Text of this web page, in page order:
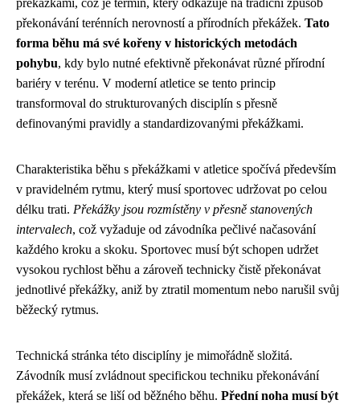
překážkami, což je termín, který odkazuje na tradiční způsob
překonávání terénních nerovností a přírodních překážek. Tato
forma běhu má své kořeny v historických metodách
pohybu, kdy bylo nutné efektivně překonávat různé přírodní
bariéry v terénu. V moderní atletice se tento princip
transformoval do strukturovaných disciplín s přesně
definovanými pravidly a standardizovanými překážkami.
Charakteristika běhu s překážkami v atletice spočívá především
v pravidelném rytmu, který musí sportovec udržovat po celou
délku trati. Překážky jsou rozmístěny v přesně stanovených
intervalech, což vyžaduje od závodníka pečlivé načasování
každého kroku a skoku. Sportovec musí být schopen udržet
vysokou rychlost běhu a zároveň technicky čistě překonávat
jednotlivé překážky, aniž by ztratil momentum nebo narušil svůj
běžecký rytmus.
Technická stránka této disciplíny je mimořádně složitá.
Závodník musí zvládnout specifickou techniku překonávání
překážek, která se liší od běžného běhu. Přední noha musí být